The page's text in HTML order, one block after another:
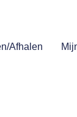
Afhalen